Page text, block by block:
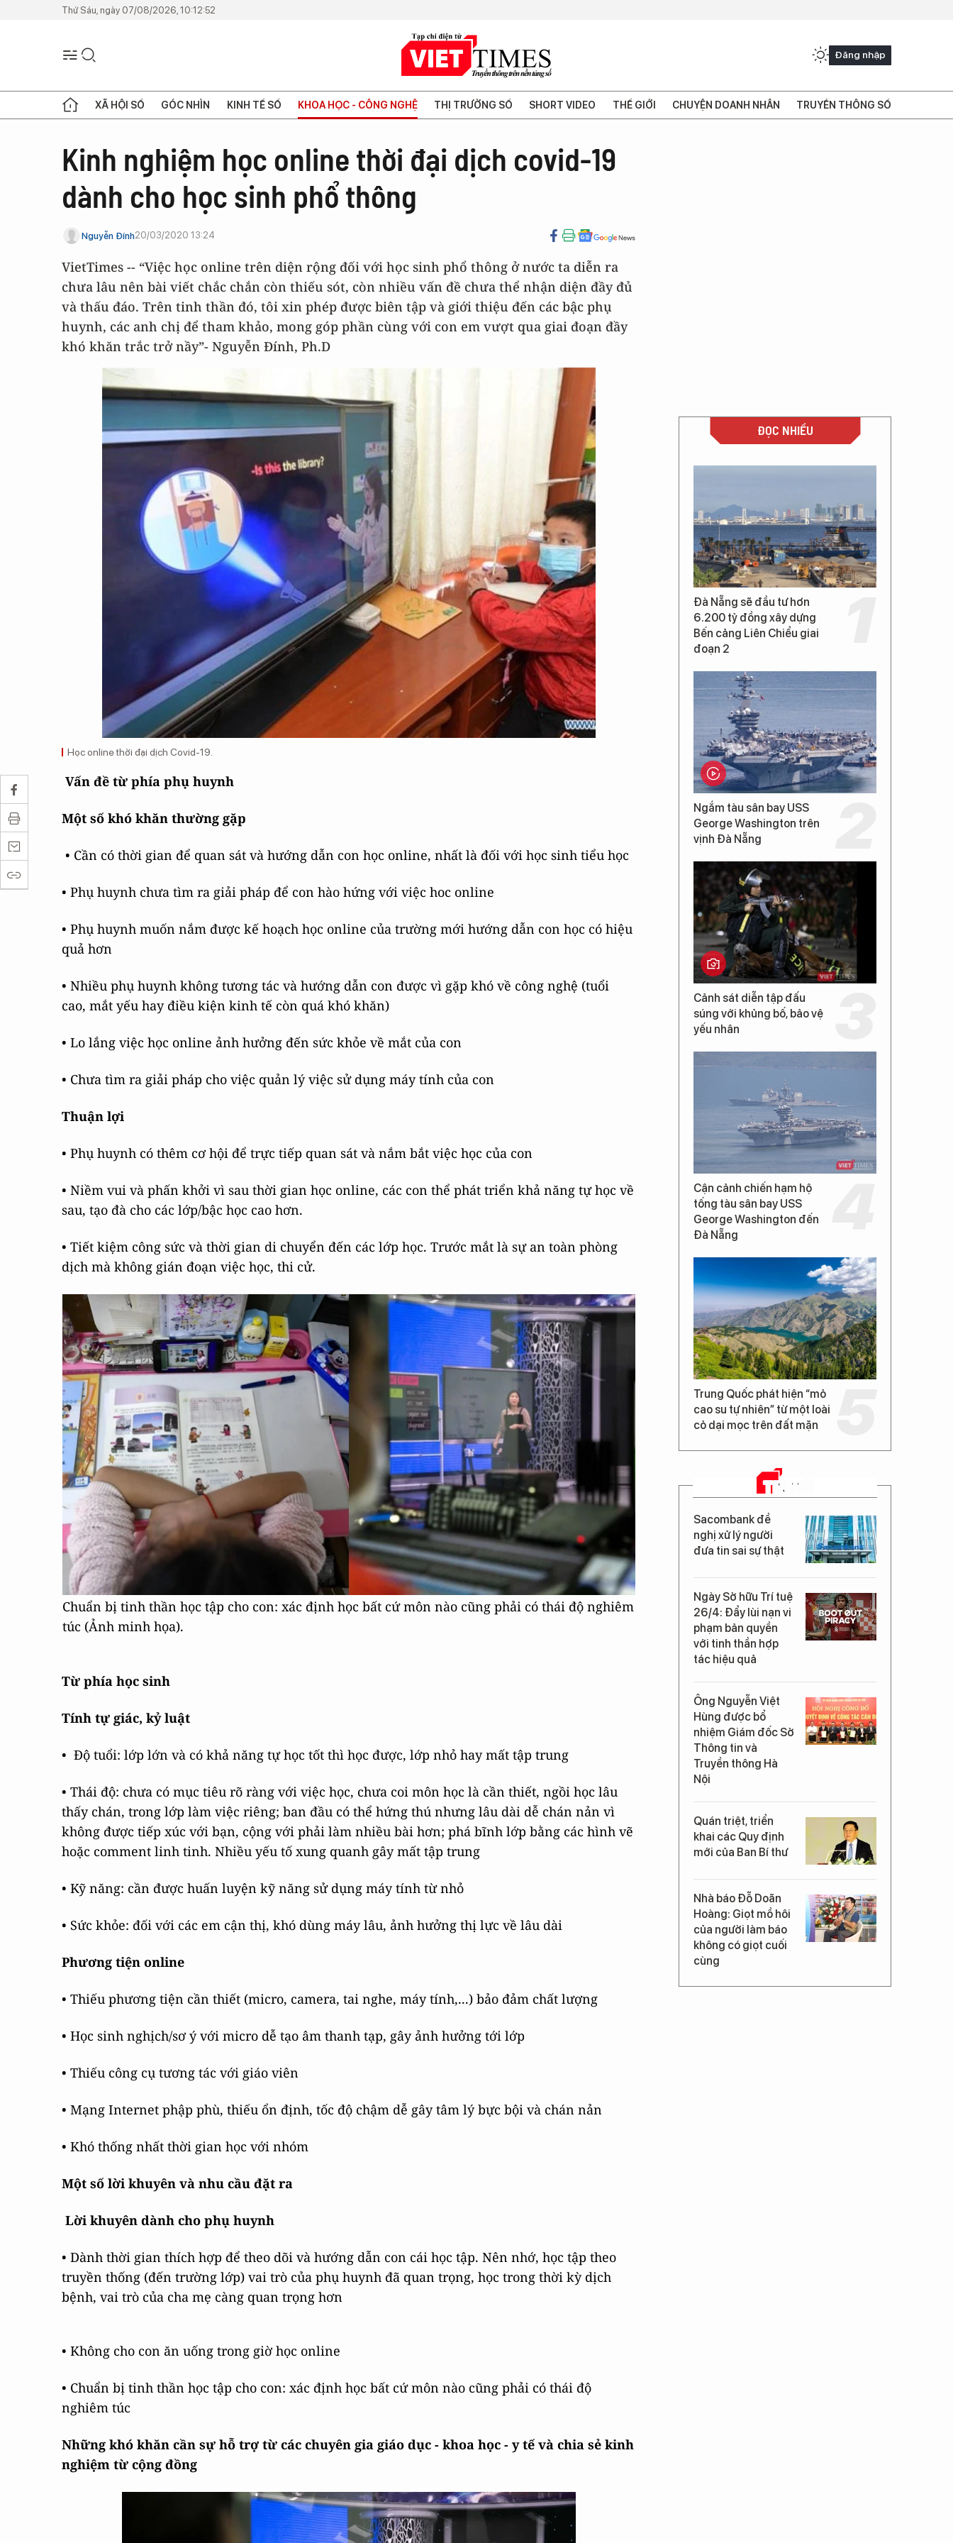
Thứ Sáu, ngày 07/08/2026, 10:12:52
Đăng nhập
XÃ HỘI SỐ GÓC NHÌN KINH TẾ SỐ KHOA HỌC - CÔNG NGHỆ THỊ TRƯỜNG SỐ SHORT VIDEO THẾ GIỚI CHUYỆN DOANH NHÂN TRUYỀN THÔNG SỐ
Kinh nghiệm học online thời đại dịch covid-19
dành cho học sinh phổ thông
Nguyễn Đính20/03/2020 13:24
VietTimes -- “Việc học online trên diện rộng đối với học sinh phổ thông ở nước ta diễn ra
chưa lâu nên bài viết chắc chắn còn thiếu sót, còn nhiều vấn đề chưa thể nhận diện đầy đủ
và thấu đáo. Trên tinh thần đó, tôi xin phép được biên tập và giới thiệu đến các bậc phụ
huynh, các anh chị để tham khảo, mong góp phần cùng với con em vượt qua giai đoạn đầy
khó khăn trắc trở nầy”- Nguyễn Đính, Ph.D
Học online thời đại dịch Covid-19.
Vấn đề từ phía phụ huynh
Một số khó khăn thường gặp
• Cần có thời gian để quan sát và hướng dẫn con học online, nhất là đối với học sinh tiểu học
• Phụ huynh chưa tìm ra giải pháp để con hào hứng với việc hoc online
• Phụ huynh muốn nắm được kế hoạch học online của trường mới hướng dẫn con học có hiệu
quả hơn
• Nhiều phụ huynh không tương tác và hướng dẫn con được vì gặp khó về công nghệ (tuổi
cao, mắt yếu hay điều kiện kinh tế còn quá khó khăn)
• Lo lắng việc học online ảnh hưởng đến sức khỏe về mắt của con
• Chưa tìm ra giải pháp cho việc quản lý việc sử dụng máy tính của con
Thuận lợi
• Phụ huynh có thêm cơ hội để trực tiếp quan sát và nắm bắt việc học của con
• Niềm vui và phấn khởi vì sau thời gian học online, các con thể phát triển khả năng tự học về
sau, tạo đà cho các lớp/bậc học cao hơn.
• Tiết kiệm công sức và thời gian di chuyển đến các lớp học. Trước mắt là sự an toàn phòng
dịch mà không gián đoạn việc học, thi cử.
Chuẩn bị tinh thần học tập cho con: xác định học bất cứ môn nào cũng phải có thái độ nghiêm
túc (Ảnh minh họa).
Từ phía học sinh
Tính tự giác, kỷ luật
• Độ tuổi: lớp lớn và có khả năng tự học tốt thì học được, lớp nhỏ hay mất tập trung
• Thái độ: chưa có mục tiêu rõ ràng với việc học, chưa coi môn học là cần thiết, ngồi học lâu
thấy chán, trong lớp làm việc riêng; ban đầu có thể hứng thú nhưng lâu dài dễ chán nản vì
không được tiếp xúc với bạn, cộng với phải làm nhiều bài hơn; phá bĩnh lớp bằng các hình vẽ
hoặc comment linh tinh. Nhiều yếu tố xung quanh gây mất tập trung
• Kỹ năng: cần được huấn luyện kỹ năng sử dụng máy tính từ nhỏ
• Sức khỏe: đối với các em cận thị, khó dùng máy lâu, ảnh hưởng thị lực về lâu dài
Phương tiện online
• Thiếu phương tiện cần thiết (micro, camera, tai nghe, máy tính,...) bảo đảm chất lượng
• Học sinh nghịch/sơ ý với micro dễ tạo âm thanh tạp, gây ảnh hưởng tới lớp
• Thiếu công cụ tương tác với giáo viên
• Mạng Internet phập phù, thiếu ổn định, tốc độ chậm dễ gây tâm lý bực bội và chán nản
• Khó thống nhất thời gian học với nhóm
Một số lời khuyên và nhu cầu đặt ra
Lời khuyên dành cho phụ huynh
• Dành thời gian thích hợp để theo dõi và hướng dẫn con cái học tập. Nên nhớ, học tập theo
truyền thống (đến trường lớp) vai trò của phụ huynh đã quan trọng, học trong thời kỳ dịch
bệnh, vai trò của cha mẹ càng quan trọng hơn
• Không cho con ăn uống trong giờ học online
• Chuẩn bị tinh thần học tập cho con: xác định học bất cứ môn nào cũng phải có thái độ
nghiêm túc
Những khó khăn cần sự hỗ trợ từ các chuyên gia giáo dục - khoa học - y tế và chia sẻ kinh
nghiệm từ cộng đồng
ĐỌC NHIỀU
Đà Nẵng sẽ đầu tư hơn
6.200 tỷ đồng xây dựng
Bến cảng Liên Chiểu giai
đoạn 2
Ngắm tàu sân bay USS
George Washington trên
vịnh Đà Nẵng
Cảnh sát diễn tập đấu
súng với khủng bố, bảo vệ
yếu nhân
Cận cảnh chiến hạm hộ
tống tàu sân bay USS
George Washington đến
Đà Nẵng
Trung Quốc phát hiện “mỏ
cao su tự nhiên” từ một loài
cỏ dại mọc trên đất mặn
TIN MỚI
Sacombank đề
nghị xử lý người
đưa tin sai sự thật
Ngày Sở hữu Trí tuệ
26/4: Đẩy lùi nạn vi
phạm bản quyền
với tinh thần hợp
tác hiệu quả
Ông Nguyễn Việt
Hùng được bổ
nhiệm Giám đốc Sở
Thông tin và
Truyền thông Hà
Nội
Quán triệt, triển
khai các Quy định
mới của Ban Bí thư
Nhà báo Đỗ Doãn
Hoàng: Giọt mồ hôi
của người làm báo
không có giọt cuối
cùng